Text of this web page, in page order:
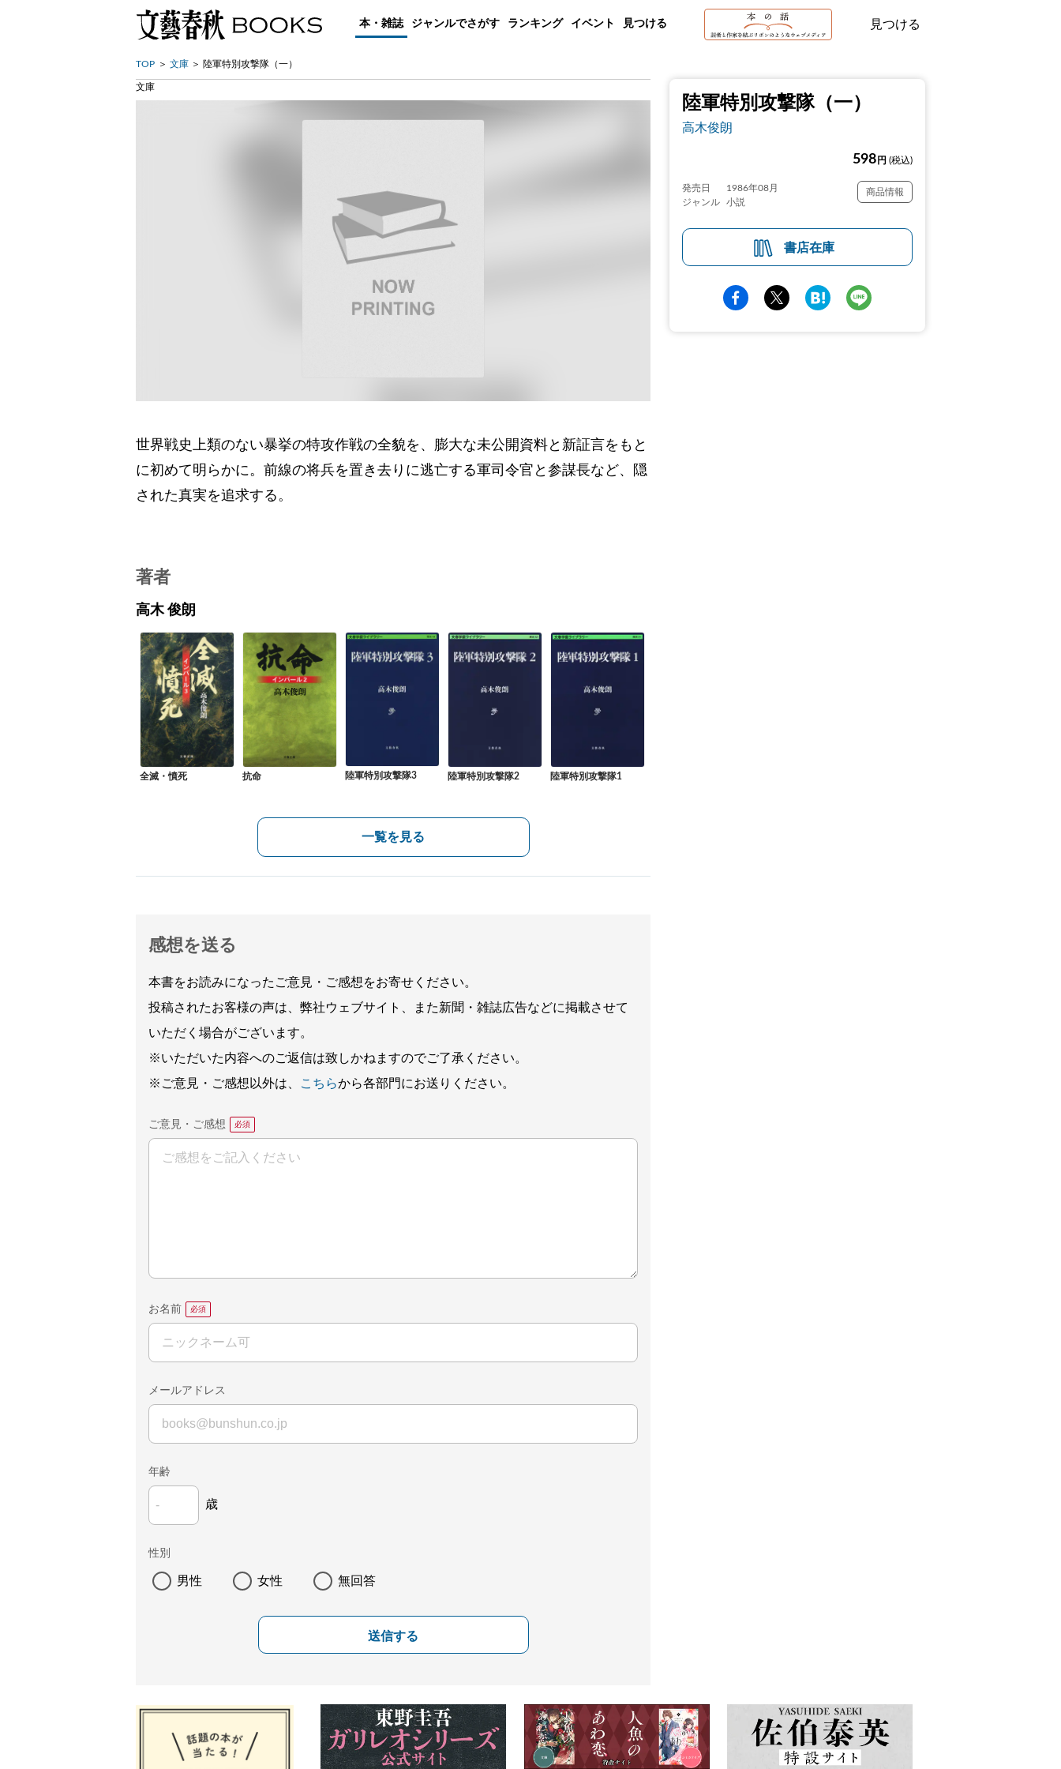
本・雑誌 ジャンルでさがす ランキング イベント 見つける 見つける
TOP 文庫 陸軍特別攻撃隊（一）
陸軍特別攻撃隊（一）
高木俊朗
598 円 (税込)
発売日
1986年08月
ジャンル
小説
商品情報
書店在庫
文庫
世界戦史上類のない暴挙の特攻作戦の全貌を、膨大な未公開資料と新証言をもと
に初めて明らかに。前線の将兵を置き去りに逃亡する軍司令官と参謀長など、隠
された真実を追求する。
著者
高木 俊朗
全滅・憤死 抗命 陸軍特別攻撃隊3 陸軍特別攻撃隊2 陸軍特別攻撃隊1
一覧を見る
感想を送る
本書をお読みになったご意見・ご感想をお寄せください。
投稿されたお客様の声は、弊社ウェブサイト、また新聞・雑誌広告などに掲載させて
いただく場合がございます。
※いただいた内容へのご返信は致しかねますのでご了承ください。
※ご意見・ご感想以外は、
こちらから各部門にお送りください。
ご意見・ご感想
お名前
メールアドレス
年齢
歳
性別
男性 女性 無回答
送信する